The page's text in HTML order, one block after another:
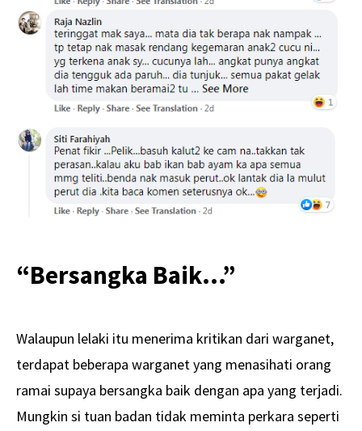
“Bersangka Baik…”
Walaupun lelaki itu menerima kritikan dari warganet,
terdapat beberapa warganet yang menasihati orang
ramai supaya bersangka baik dengan apa yang terjadi.
Mungkin si tuan badan tidak meminta perkara seperti